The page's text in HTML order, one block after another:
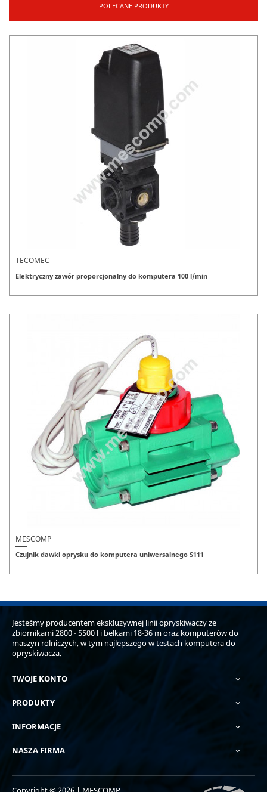
POLECANE PRODUKTY
TECOMEC
Elektryczny zawór proporcjonalny do komputera 100 l/min
MESCOMP
Czujnik dawki oprysku do komputera uniwersalnego S111
Jesteśmy producentem ekskluzywnej linii opryskiwaczy ze
zbiornikami 2800 - 5500 l i belkami 18-36 m oraz komputerów do
maszyn rolniczych, w tym najlepszego w testach komputera do
opryskiwacza.
TWOJE KONTO 
PRODUKTY 
INFORMACJE 
NASZA FIRMA 